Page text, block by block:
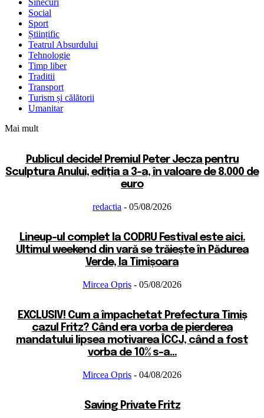
Social
Sport
Științific
Teatrul Absurdului
Tehnologie
Timp liber
Traditii
Transport
Turism și călătorii
Umanitar
Mai mult
Publicul decide! Premiul Peter Jecza pentru
Sculptura Anului, ediția a 3-a, în valoare de 8.000 de
euro
redactia - 05/08/2026
Lineup-ul complet la CODRU Festival este aici.
Ultimul weekend din vară se trăiește în Pădurea
Verde, la Timișoara
Mircea Opris - 05/08/2026
EXCLUSIV! Cum a împachetat Prefectura Timiș
cazul Fritz? Când era vorba de pierderea
mandatului lipsea motivarea ÎCCJ, când a fost
vorba de 10% s-a...
Mircea Opris - 04/08/2026
Saving Private Fritz